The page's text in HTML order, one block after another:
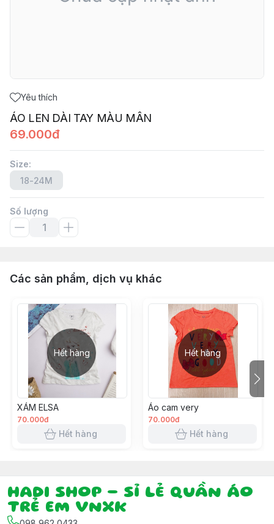
Yêu thích
ÁO LEN DÀI TAY MÀU MÂN
69.000đ
Size:
18-24M
Số lượng
Các sản phẩm, dịch vụ khác
Hết hàng
XÁM ELSA
70.000đ
Hết hàng
Hết hàng
Áo cam very
70.000đ
Hết hàng
HADI SHOP - SỈ LẺ QUẦN ÁO
TRẺ EM VNXK